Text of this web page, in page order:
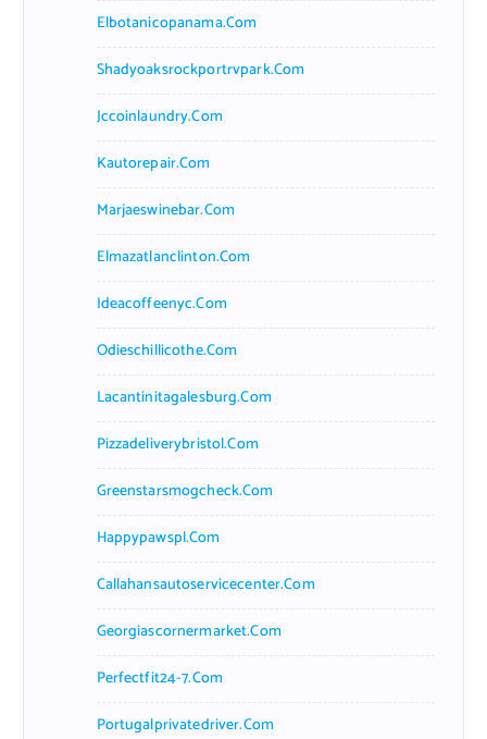
Elbotanicopanama.com
Shadyoaksrockportrvpark.com
Jccoinlaundry.com
Kautorepair.com
Marjaeswinebar.com
Elmazatlanclinton.com
Ideacoffeenyc.com
Odieschillicothe.com
Lacantinitagalesburg.com
Pizzadeliverybristol.com
Greenstarsmogcheck.com
Happypawspl.com
Callahansautoservicecenter.com
Georgiascornermarket.com
Perfectfit24-7.com
Portugalprivatedriver.com